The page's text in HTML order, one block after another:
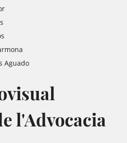
Aguado
l'Advocacia